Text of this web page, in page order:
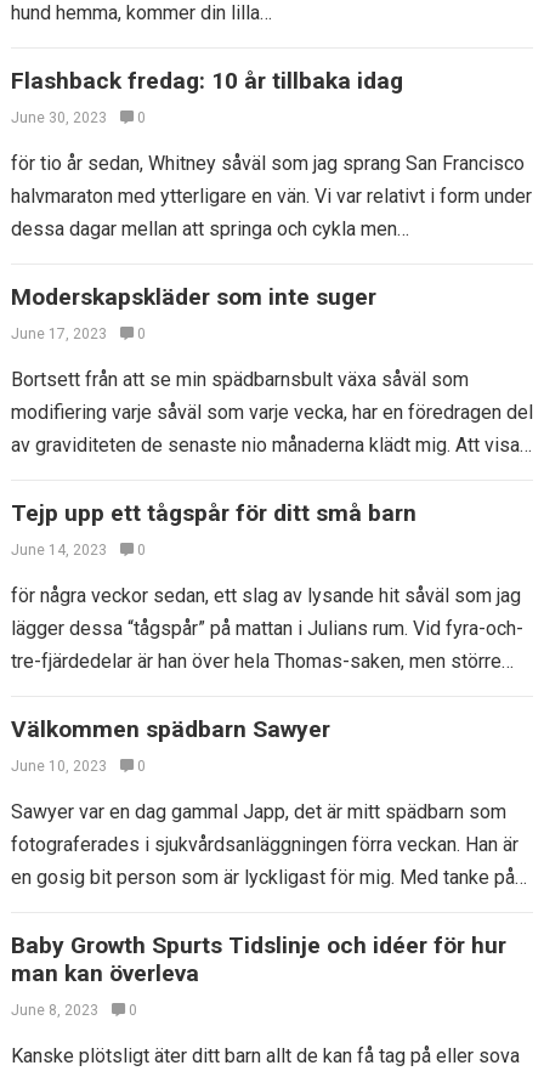
hund hemma, kommer din lilla…
Flashback fredag: 10 år tillbaka idag
June 30, 2023 0
för tio år sedan, Whitney såväl som jag sprang San Francisco
halvmaraton med ytterligare en vän. Vi var relativt i form under
dessa dagar mellan att springa och cykla men…
Moderskapskläder som inte suger
June 17, 2023 0
Bortsett från att se min spädbarnsbult växa såväl som
modifiering varje såväl som varje vecka, har en föredragen del
av graviditeten de senaste nio månaderna klädt mig. Att visa
Tejp upp ett tågspår för ditt små barn
June 14, 2023 0
för några veckor sedan, ett slag av lysande hit såväl som jag
lägger dessa “tågspår” på mattan i Julians rum. Vid fyra-och-
tre-fjärdedelar är han över hela Thomas-saken, men större
Välkommen spädbarn Sawyer
June 10, 2023 0
Sawyer var en dag gammal Japp, det är mitt spädbarn som
fotograferades i sjukvårdsanläggningen förra veckan. Han är
en gosig bit person som är lyckligast för mig. Med tanke på…
Baby Growth Spurts Tidslinje och idéer för hur
man kan överleva
June 8, 2023 0
Kanske plötsligt äter ditt barn allt de kan få tag på eller sova